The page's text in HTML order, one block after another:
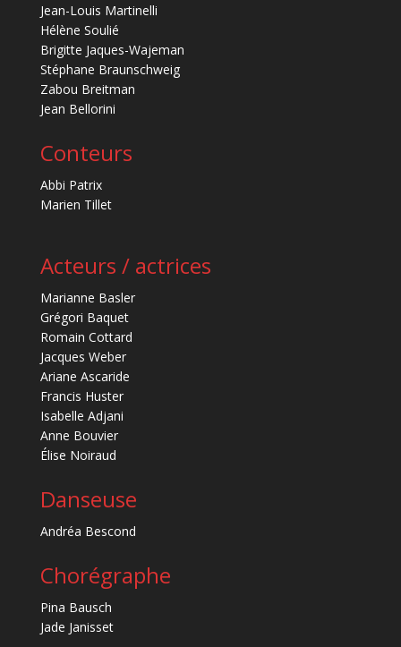
Jean-Louis Martinelli
Hélène Soulié
Brigitte Jaques-Wajeman
Stéphane Braunschweig
Zabou Breitman
Jean Bellorini
Conteurs
Abbi Patrix
Marien Tillet
Acteurs / actrices
Marianne Basler
Grégori Baquet
Romain Cottard
Jacques Weber
Ariane Ascaride
Francis Huster
Isabelle Adjani
Anne Bouvier
Élise Noiraud
Danseuse
Andréa Bescond
Chorégraphe
Pina Bausch
Jade Janisset